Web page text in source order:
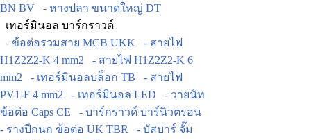
BN BV
- หางปลา ขนาดใหญ่ DT
เทอร์มินอล บาร์กราวด์
- ข้อต่อรวมสาย MCB UKK
- สายไฟ
H1Z2Z2-K 4 mm2
- สายไฟ H1Z2Z2-K 6
mm2
- เทอร์มินอลบล็อก TB
- สายไฟ
PV1-F 4 mm2
- เทอร์มินอล LED
- วายนัท
ข้อต่อ Caps CE
- บาร์กราวด์ บาร์นิวตรอน
- รางปีกนก ข้อต่อ UK TBR
- บัสบาร์ จั๊ม